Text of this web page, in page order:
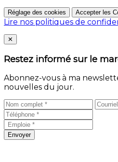
Réglage des cookies Accepter les
Lire nos politiques de
Close
✕
Restez informé sur le
Abonnez-vous à ma
nouvelles du jour.
Envoyer